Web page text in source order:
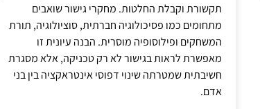
תקשורת וקבלת החלטות. מחקרי גישור שואבים
מתחומים כמו פסיכולוגיה חברתית, סוציולוגיה, תורת
המשחקים ופילוסופיה מוסרית. הבנה עיונית זו
מאפשרת לראות בגישור לא רק טכניקה, אלא מסגרת
חשיבתית שמטרתה שינוי דפוסי אינטראקציה בין בני
אדם.